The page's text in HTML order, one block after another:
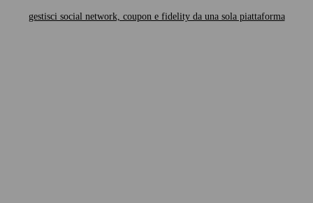
gestisci social network, coupon e fidelity da una sola piattaforma